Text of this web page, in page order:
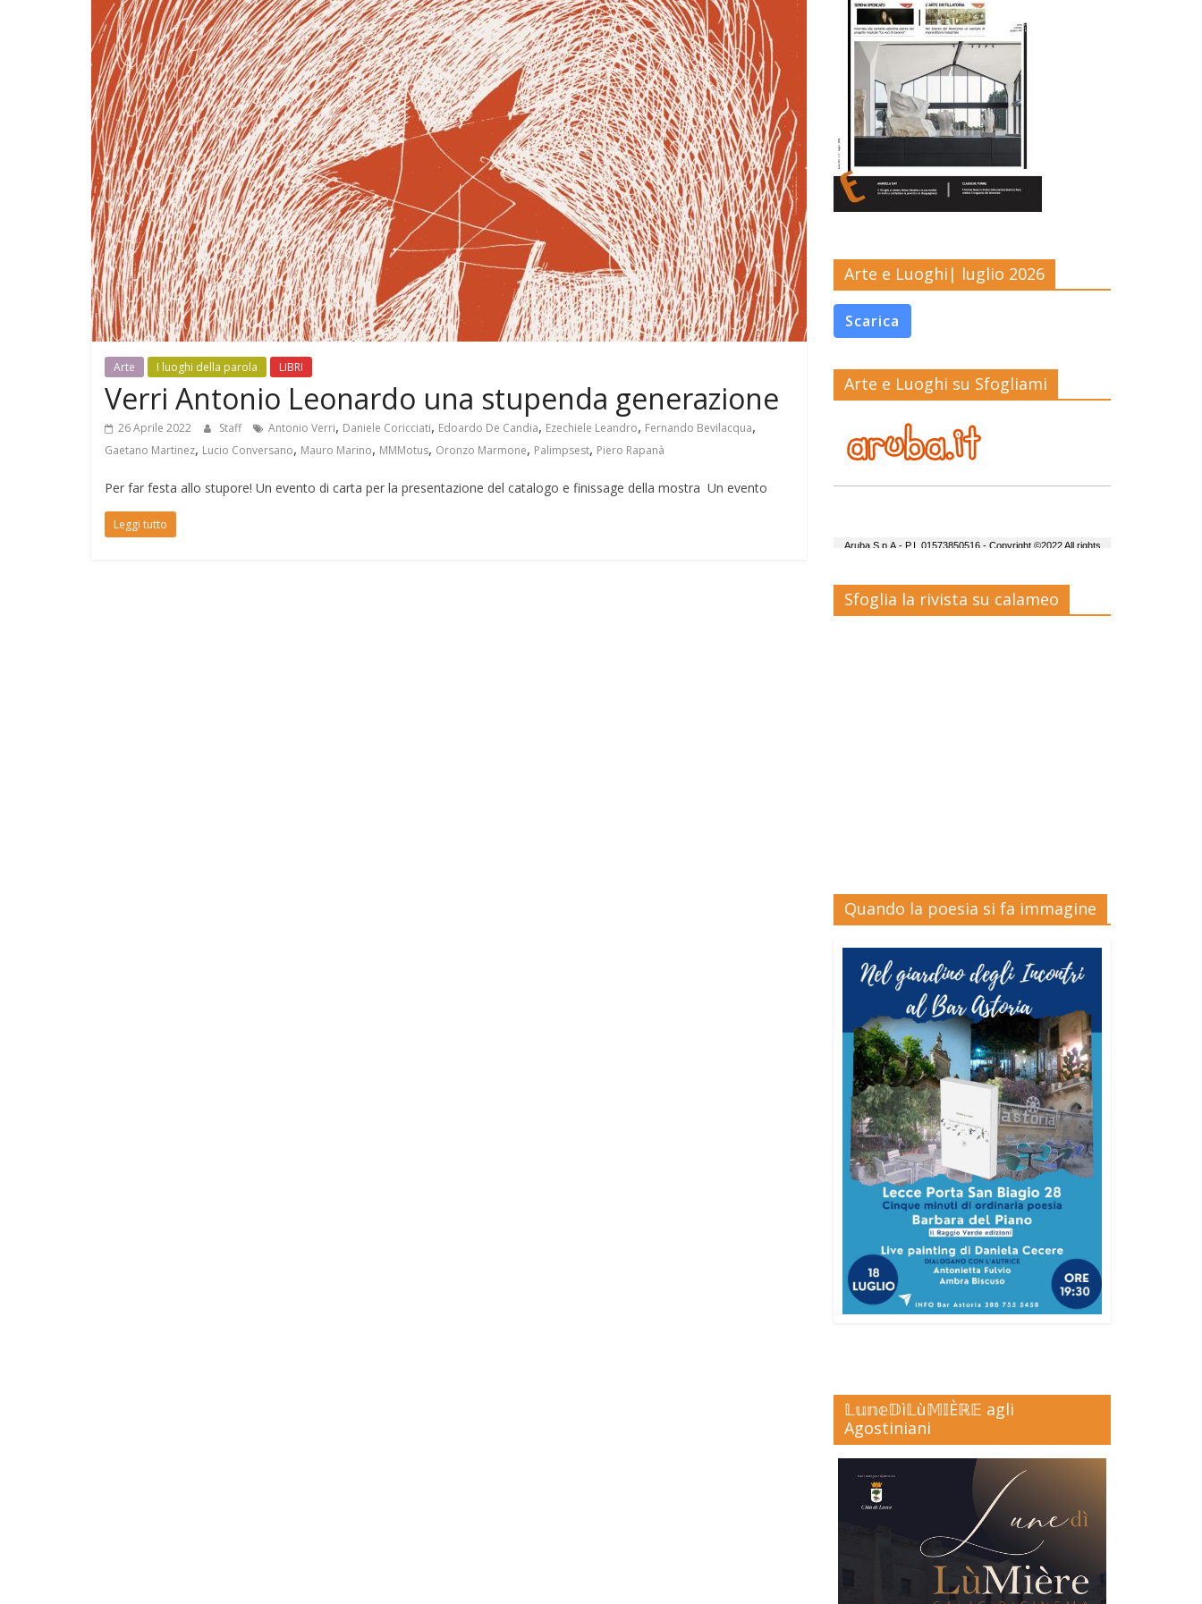
Arte I luoghi della parola LIBRI
Verri Antonio Leonardo una stupenda generazione
26 Aprile 2022 Staff Antonio Verri, Daniele Coricciati, Edoardo De Candia, Ezechiele Leandro, Fernando Bevilacqua,
Gaetano Martinez, Lucio Conversano, Mauro Marino, MMMotus, Oronzo Marmone, Palimpsest, Piero Rapanà
Per far festa allo stupore! Un evento di carta per la presentazione del catalogo e finissage della mostra Un evento
Leggi tutto
Arte e Luoghi| luglio 2026
Scarica
Arte e Luoghi su Sfogliami
Sfoglia la rivista su calameo
Quando la poesia si fa immagine
𝕃𝕦𝕟𝕖𝔻ì𝕃ù𝕄𝕀Èℝ𝔼 agli
Agostiniani